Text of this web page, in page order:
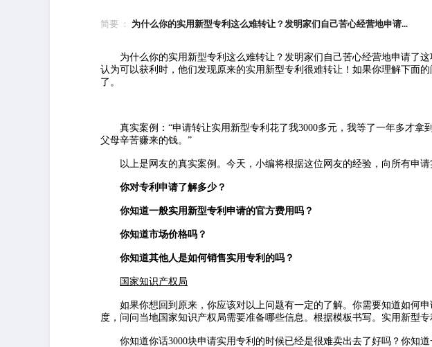
简要 ： 为什么你的实用新型专利这么难转让？发明家们自己苦心经营地申请...
为什么你的实用新型专利这么难转让？发明家们自己苦心经营地申请了这
认为可以获利时，他们发现原来的实用新型专利很难转让！如果你理解下面
了。
真实案例：“申请转让实用新型专利花了我3000多元，我等了一年多才拿
父母辛苦赚来的钱。”
以上是网友的真实案例。今天，小编将根据这位网友的经验，向所有申请
你对专利申请了解多少？
你知道一般实用新型专利申请的官方费用吗？
你知道市场价格吗？
你知道其他人是如何销售实用专利的吗？
国家知识产权局
如果你想回到原来，你应该对以上问题有一定的了解。你需要知道如何申
度，问问当地国家知识产权局需要准备哪些信息。根据模板书写。实用新型专
你知道你话3000块申请实用专利的时候已经是很难卖出去了好吗？你知道